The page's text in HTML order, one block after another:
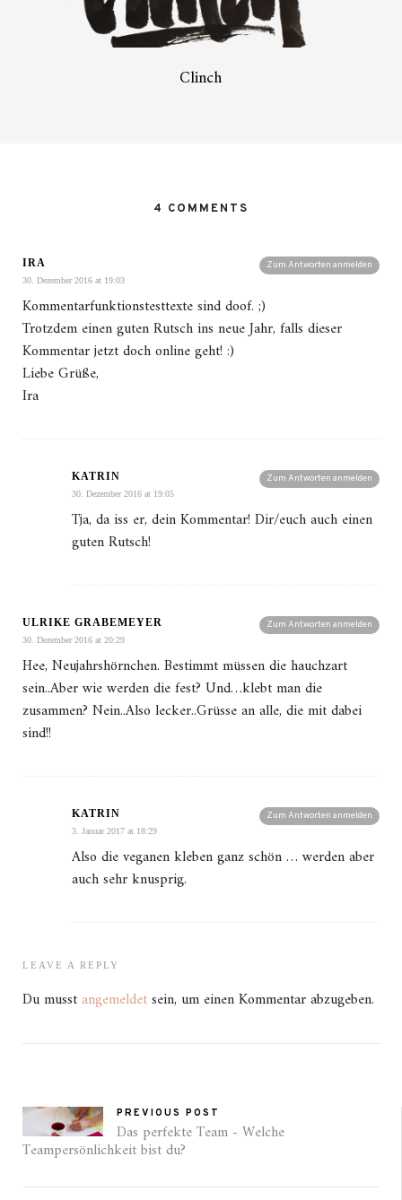
Clinch
4 COMMENTS
Zum Antworten anmelden
IRA
30. Dezember 2016 at 19:03
Kommentarfunktionstesttexte sind doof. ;)
Trotzdem einen guten Rutsch ins neue Jahr, falls dieser
Kommentar jetzt doch online geht! :)
Liebe Grüße,
Ira
Zum Antworten anmelden
KATRIN
30. Dezember 2016 at 19:05
Tja, da iss er, dein Kommentar! Dir/euch auch einen
guten Rutsch!
Zum Antworten anmelden
ULRIKE GRABEMEYER
30. Dezember 2016 at 20:29
Hee, Neujahrshörnchen. Bestimmt müssen die hauchzart
sein..Aber wie werden die fest? Und…klebt man die
zusammen? Nein..Also lecker..Grüsse an alle, die mit dabei
sind!!
Zum Antworten anmelden
KATRIN
3. Januar 2017 at 18:29
Also die veganen kleben ganz schön … werden aber
auch sehr knusprig.
LEAVE A REPLY
Du musst angemeldetsein, um einen Kommentar abzugeben.
PREVIOUS POST
Das perfekte Team - Welche
Teampersönlichkeit bist du?